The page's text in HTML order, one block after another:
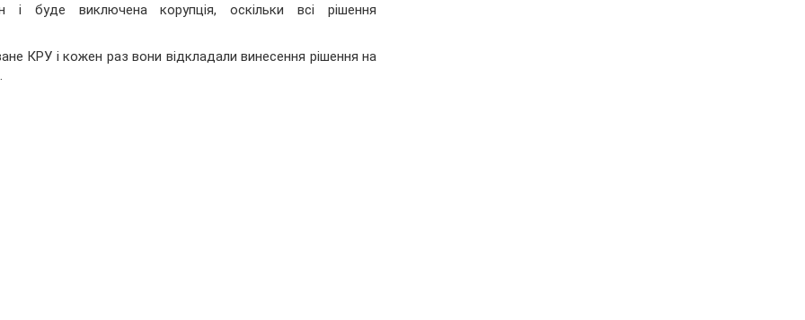
і буде виключена корупція, оскільки всі рішення
КРУ і кожен раз вони відкладали винесення рішення на